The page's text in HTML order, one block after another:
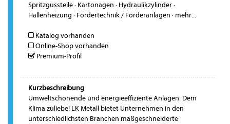
Spritzgussteile· Kartonagen · Hydraulikzylinder·
Hallenheizung · Fördertechnik / Förderanlagen · mehr...
Katalog vorhanden
Online-Shop vorhanden
Premium-Profil
Kurzbeschreibung
Umweltschonende und energieeffiziente Anlagen. Dem
Klima zuliebe! LK Metall bietet Unternehmen in den
unterschiedlichsten Branchen maßgeschneiderte